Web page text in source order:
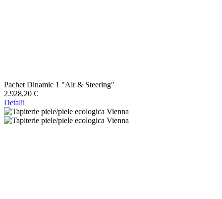
Pachet Dinamic 1 "Air & Steering"
2.928,20 €
Detalii